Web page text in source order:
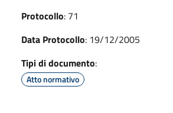
Protocollo: 71
Data Protocollo: 19/12/2005
Tipi di documento:
Atto normativo